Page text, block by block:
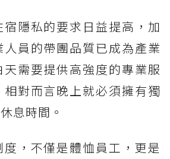
隱私的要求日益提高，加
人員的帶團品質已成為產業
需要提供高強度的專業服
對而言晚上就必須擁有獨
息時間。
，不僅是體恤員工，更是